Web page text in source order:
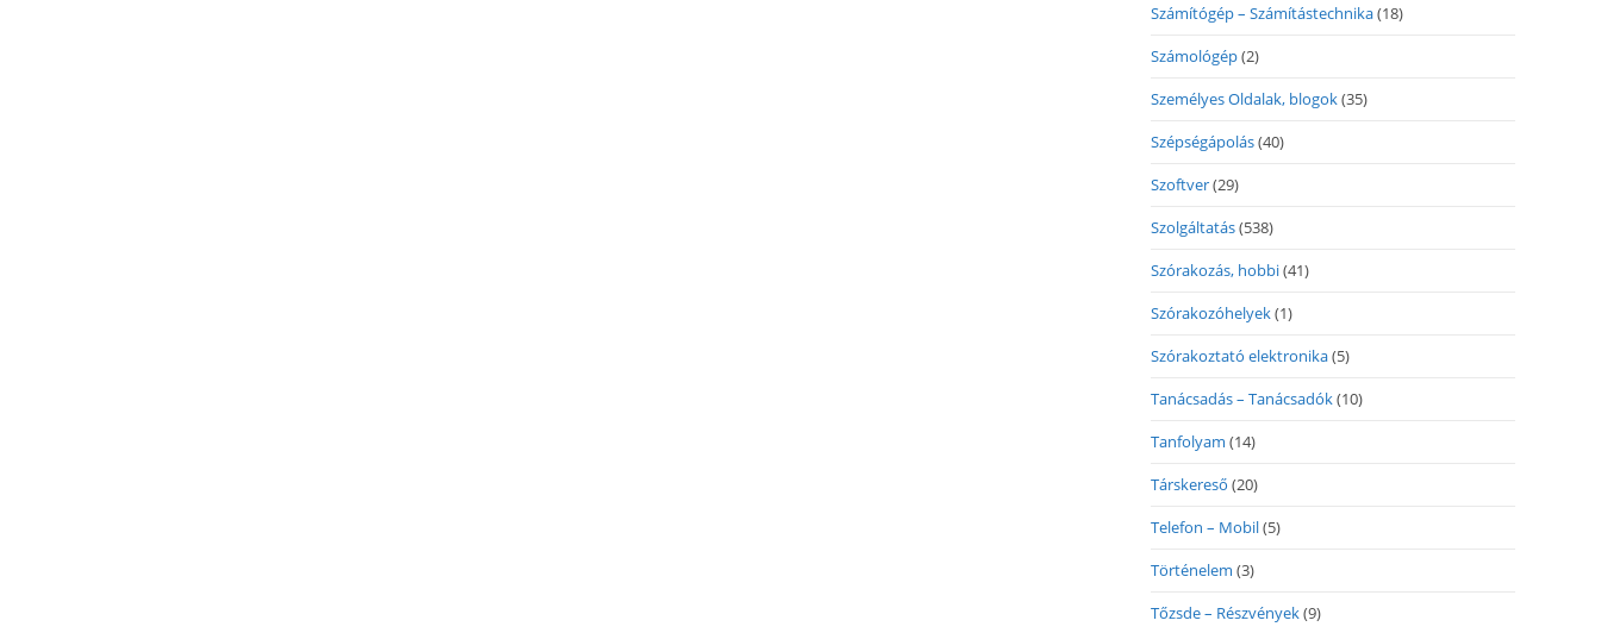
Számítógép – Számítástechnika(18)
Számológép(2)
Személyes Oldalak, blogok(35)
Szépségápolás(40)
Szoftver(29)
Szolgáltatás(538)
Szórakozás, hobbi(41)
Szórakozóhelyek(1)
Szórakoztató elektronika(5)
Tanácsadás – Tanácsadók(10)
Tanfolyam (14)
Társkereső (20)
Telefon – Mobil(5)
Történelem (3)
Tőzsde – Részvények(9)